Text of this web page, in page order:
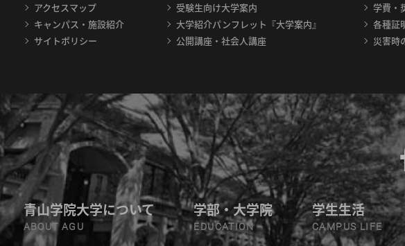
アクセスマップ
キャンパス・施設紹介
サイトポリシー
受験生向け大学案内
大学紹介パンフレット『大学案内』
公開講座・社会人講座
学費・
各種証
災害時
青山学院大学について
ABOUT AGU
学部・大学院
EDUCATION
学生生活
CAMPUS LIFE